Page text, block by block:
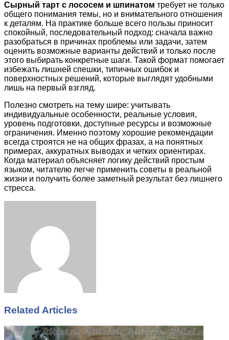
Сырный тарт с лососем и шпинатом требует не только
общего понимания темы, но и внимательного отношения
к деталям. На практике больше всего пользы приносит
спокойный, последовательный подход: сначала важно
разобраться в причинах проблемы или задачи, затем
оценить возможные варианты действий и только после
этого выбирать конкретные шаги. Такой формат помогает
избежать лишней спешки, типичных ошибок и
поверхностных решений, которые выглядят удобными
лишь на первый взгляд.
Полезно смотреть на тему шире: учитывать
индивидуальные особенности, реальные условия,
уровень подготовки, доступные ресурсы и возможные
ограничения. Именно поэтому хорошие рекомендации
всегда строятся не на общих фразах, а на понятных
примерах, аккуратных выводах и четких ориентирах.
Когда материал объясняет логику действий простым
языком, читателю легче применить советы в реальной
жизни и получить более заметный результат без лишнего
стресса.
Related Articles